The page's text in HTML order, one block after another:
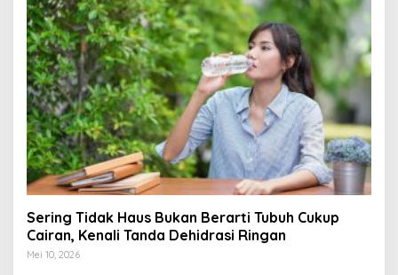
Sering Tidak Haus Bukan Berarti Tubuh Cukup
Cairan, Kenali Tanda Dehidrasi Ringan
Mei 10, 2026